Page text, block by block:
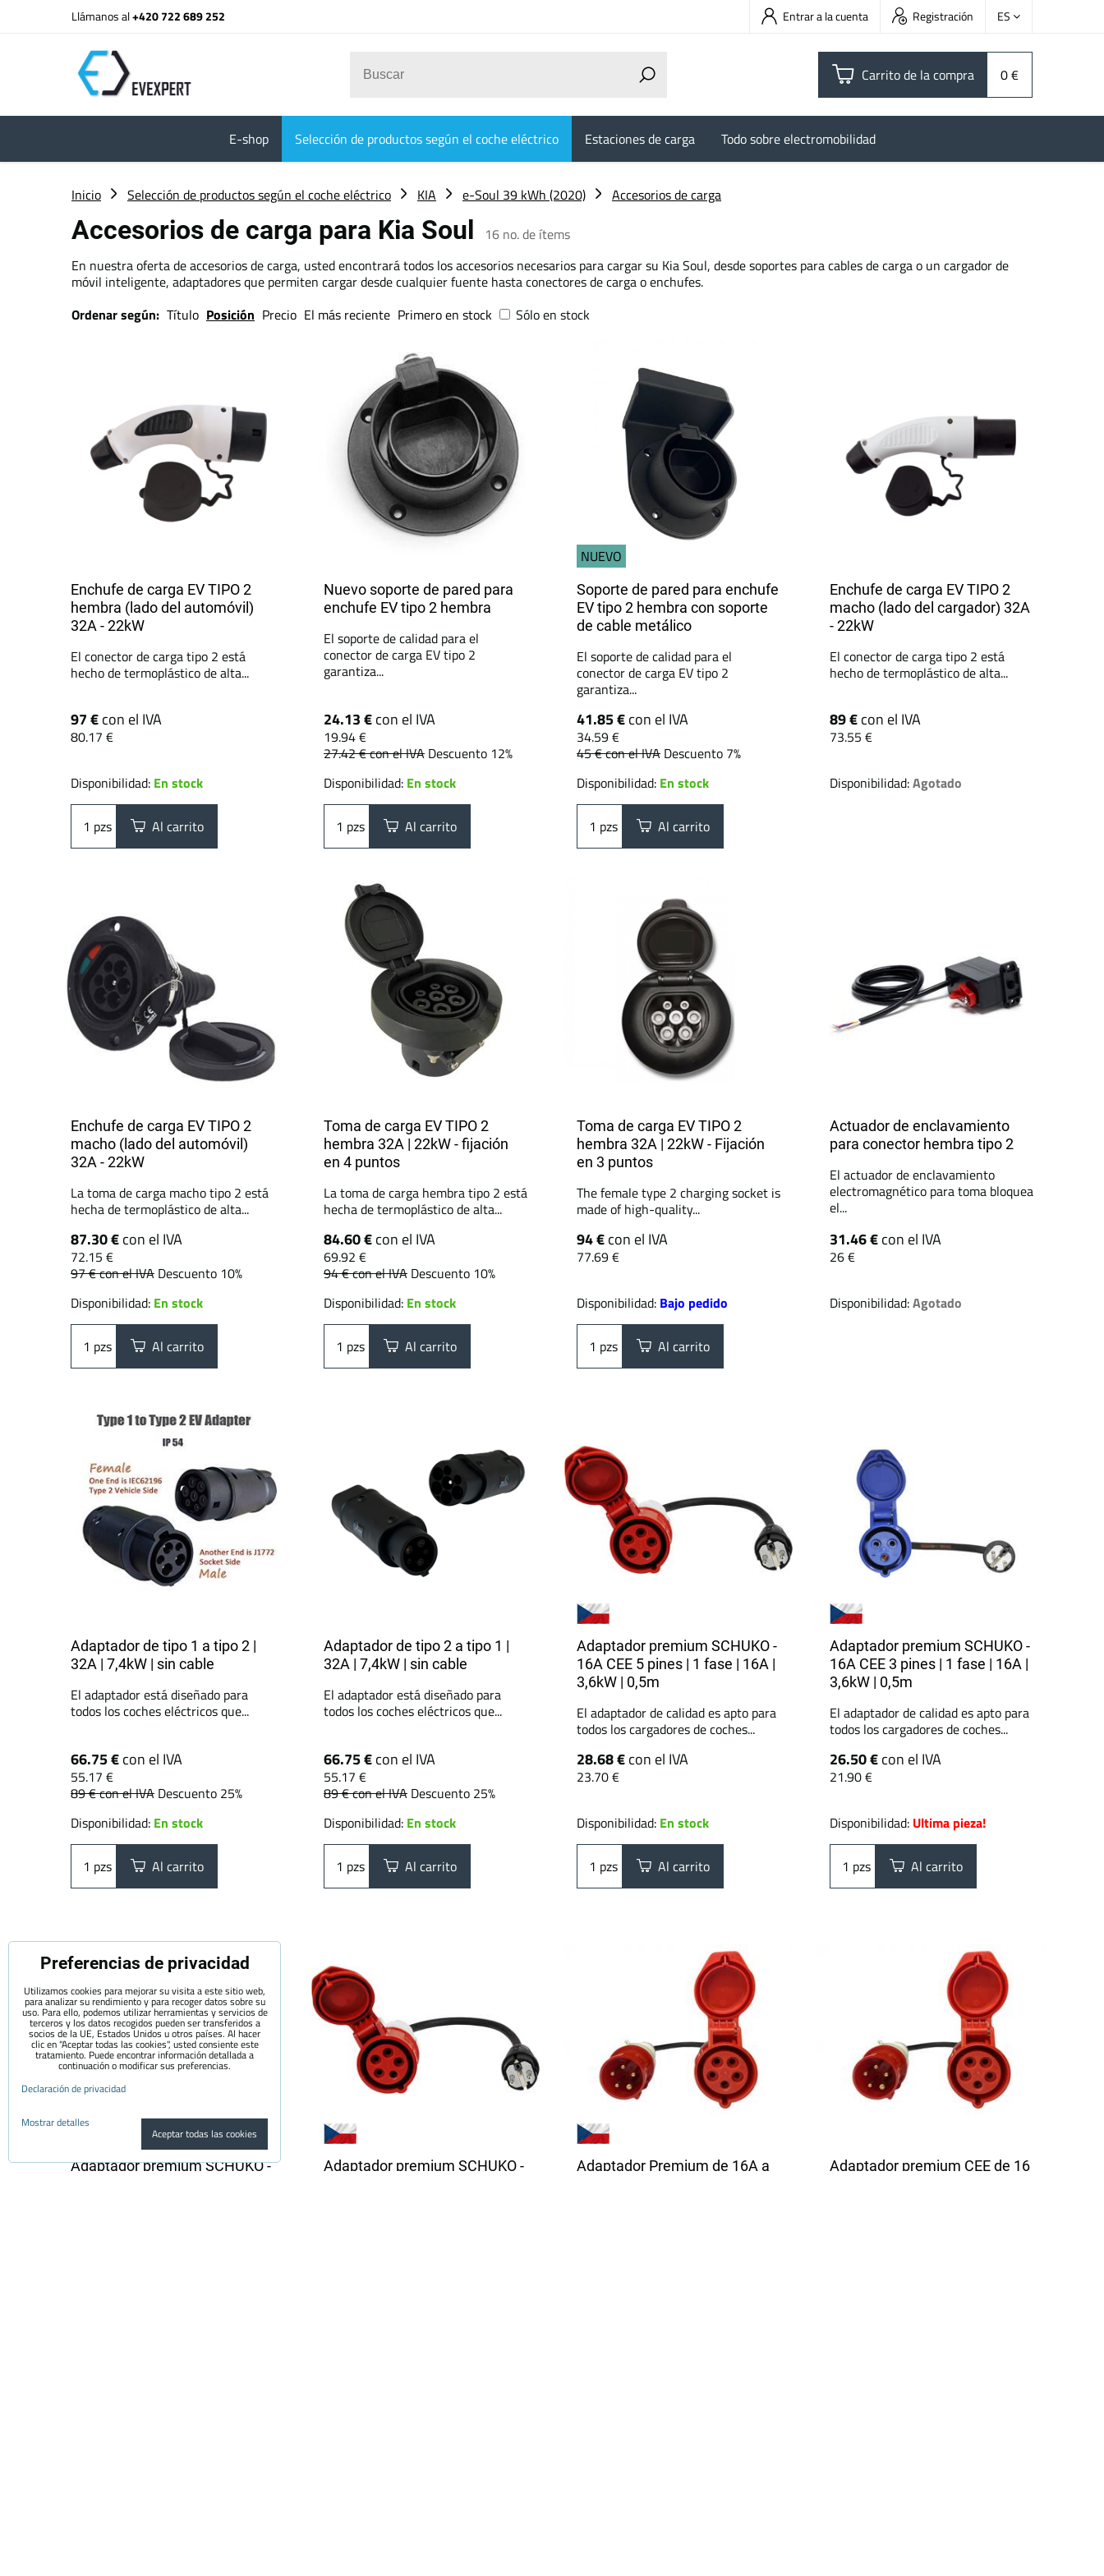
Llámanos al+420 722 689 252 Entrar a la cuenta Registración ES
Carrito de la compra 0 €
E-shop Selección de productos según el coche eléctrico Estaciones de carga Todo sobre electromobilidad
Inicio Selección de productos según el coche eléctrico KIA e-Soul 39 kWh (2020) Accesorios de carga
Accesorios de carga para Kia Soul 16 no. de ítems
En nuestra oferta de accesorios de carga, usted encontrará todos los accesorios necesarios para cargar su Kia Soul, desde soportes para cables de carga o un cargador de
móvil inteligente, adaptadores que permiten cargar desde cualquier fuente hasta conectores de carga o enchufes.
Ordenar según: Título Posición Precio El más reciente Primero en stock Sólo en stock
Enchufe de carga EV TIPO 2
hembra (lado del automóvil)
32A - 22kW
El conector de carga tipo 2 está
hecho de termoplástico de alta...
97 €con el IVA
80.17 €
Disponibilidad: En stock
pzs Al carrito
Nuevo soporte de pared para
enchufe EV tipo 2 hembra
El soporte de calidad para el
conector de carga EV tipo 2
garantiza...
24.13 €con el IVA
19.94 €
27.42 €con el IVA Descuento 12%
Disponibilidad: En stock
pzs Al carrito
NUEVO
Soporte de pared para enchufe
EV tipo 2 hembra con soporte
de cable metálico
El soporte de calidad para el
conector de carga EV tipo 2
garantiza...
41.85 €con el IVA
34.59 €
45 €con el IVA Descuento 7%
Disponibilidad: En stock
pzs Al carrito
Enchufe de carga EV TIPO 2
macho (lado del cargador) 32A
- 22kW
El conector de carga tipo 2 está
hecho de termoplástico de alta...
89 €con el IVA
73.55 €
Disponibilidad:Agotado
Enchufe de carga EV TIPO 2
macho (lado del automóvil)
32A - 22kW
La toma de carga macho tipo 2 está
hecha de termoplástico de alta...
87.30 €con el IVA
72.15 €
97 €con el IVA Descuento 10%
Disponibilidad: En stock
pzs Al carrito
Toma de carga EV TIPO 2
hembra 32A | 22kW - fijación
en 4 puntos
La toma de carga hembra tipo 2 está
hecha de termoplástico de alta...
84.60 €con el IVA
69.92 €
94 €con el IVA Descuento 10%
Disponibilidad: En stock
pzs Al carrito
Toma de carga EV TIPO 2
hembra 32A | 22kW - Fijación
en 3 puntos
The female type 2 charging socket is
made of high-quality...
94 €con el IVA
77.69 €
Disponibilidad: Bajo pedido
pzs Al carrito
Actuador de enclavamiento
para conector hembra tipo 2
El actuador de enclavamiento
electromagnético para toma bloquea
el...
31.46 €con el IVA
26 €
Disponibilidad:Agotado
Adaptador de tipo 1 a tipo 2 |
32A | 7,4kW | sin cable
El adaptador está diseñado para
todos los coches eléctricos que...
66.75 €con el IVA
55.17 €
89 €con el IVA Descuento 25%
Disponibilidad: En stock
pzs Al carrito
Adaptador de tipo 2 a tipo 1 |
32A | 7,4kW | sin cable
El adaptador está diseñado para
todos los coches eléctricos que...
66.75 €con el IVA
55.17 €
89 €con el IVA Descuento 25%
Disponibilidad: En stock
pzs Al carrito
Adaptador premium SCHUKO -
16A CEE 5 pines | 1 fase | 16A |
3,6kW | 0,5m
El adaptador de calidad es apto para
todos los cargadores de coches...
28.68 €con el IVA
23.70 €
Disponibilidad: En stock
pzs Al carrito
Adaptador premium SCHUKO -
16A CEE 3 pines | 1 fase | 16A |
3,6kW | 0,5m
El adaptador de calidad es apto para
todos los cargadores de coches...
26.50 €con el IVA
21.90 €
Disponibilidad: Ultima pieza!
pzs Al carrito
Adaptador premium SCHUKO -
Adaptador premium SCHUKO -
Adaptador Premium de 16A a
Adaptador premium CEE de 16
Preferencias de privacidad
Utilizamos cookies para mejorar su visita a este sitio web,
para analizar su rendimiento y para recoger datos sobre su
uso. Para ello, podemos utilizar herramientas y servicios de
terceros y los datos recogidos pueden ser transferidos a
socios de la UE, Estados Unidos u otros países. Al hacer
clic en "Aceptar todas las cookies", usted consiente este
tratamiento. Puede encontrar información detallada a
continuación o modificar sus preferencias.
Declaración de privacidad
Mostrar detalles
Aceptar todas las cookies